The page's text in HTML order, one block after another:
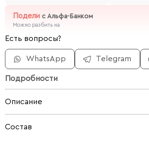
Подели с Альфа-Банком
Можно разбить на
Есть вопросы?
WhatsApp Telegram
Подробности
Описание
Льняной костюм из бомбера и брюк
Состав